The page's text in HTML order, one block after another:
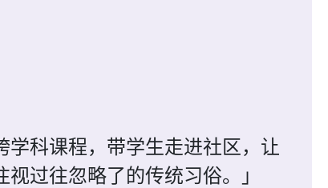
学科课程，带学生走进社区，让
过往忽略了的传统习俗。」